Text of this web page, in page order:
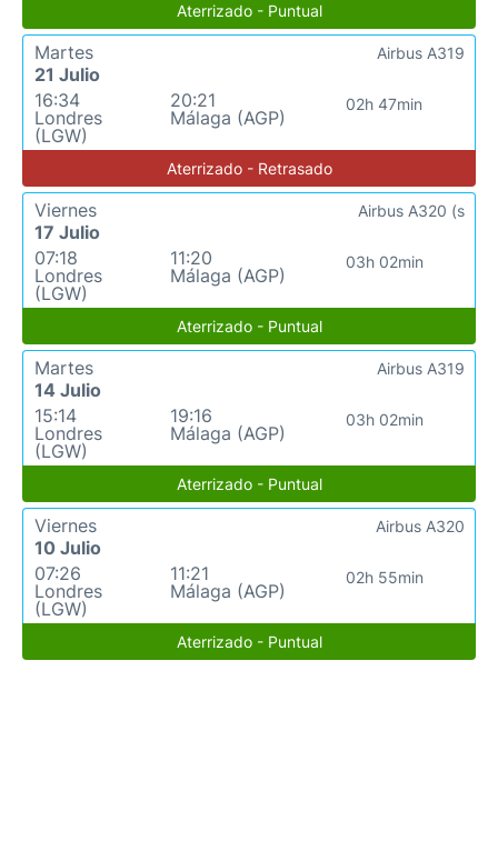
Aterrizado - Puntual
Martes
21 Julio
16:34
Londres
(LGW)
20:21
Málaga (AGP)
02h 47min
Airbus A319
Aterrizado - Retrasado
Viernes
17 Julio
07:18
Londres
(LGW)
11:20
Málaga (AGP)
03h 02min
Airbus A320 (s
Aterrizado - Puntual
Martes
14 Julio
15:14
Londres
(LGW)
19:16
Málaga (AGP)
03h 02min
Airbus A319
Aterrizado - Puntual
Viernes
10 Julio
07:26
Londres
(LGW)
11:21
Málaga (AGP)
02h 55min
Airbus A320
Aterrizado - Puntual